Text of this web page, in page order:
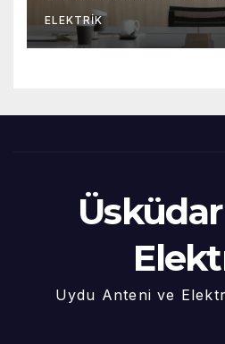
ELEKTRIK
Uydu Anteni ve